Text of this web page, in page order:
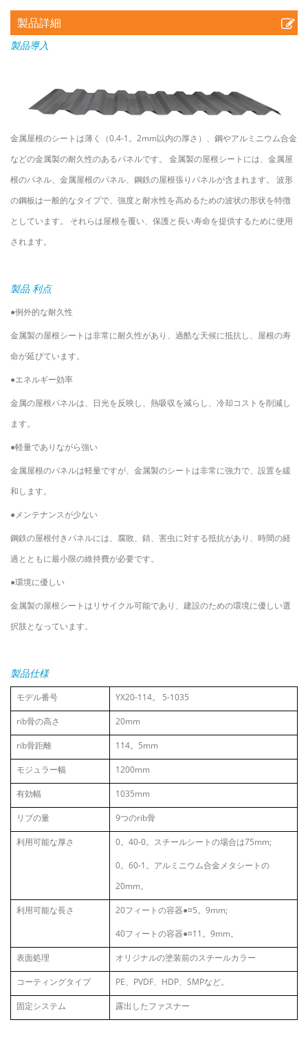
製品詳細
製品導入
金属屋根のシートは薄く（0.4-1。2mm以内の厚さ）、鋼やアルミニウム合金
などの金属製の耐久性のあるパネルです。 金属製の屋根シートには、金属屋
根のパネル、金属屋根のパネル、鋼鉄の屋根張りパネルが含まれます。 波形
の鋼板は一般的なタイプで、強度と耐水性を高めるための波状の形状を特徴
としています。 それらは屋根を覆い、保護と長い寿命を提供するために使用
されます。
製品 利点
●例外的な耐久性
金属製の屋根シートは非常に耐久性があり、過酷な天候に抵抗し、屋根の寿
命が延びています。
●エネルギー効率
金属の屋根パネルは、日光を反映し、熱吸収を減らし、冷却コストを削減し
ます。
●軽量でありながら強い
金属屋根のパネルは軽量ですが、金属製のシートは非常に強力で、設置を緩
和します。
●メンテナンスが少ない
鋼鉄の屋根付きパネルには、腐敗、錆、害虫に対する抵抗があり、時間の経
過とともに最小限の維持費が必要です。
●環境に優しい
金属製の屋根シートはリサイクル可能であり、建設のための環境に優しい選
択肢となっています。
製品仕様
モデル番号 YX20-114。 5-1035
rib骨の高さ 20mm
rib骨距離 114。5mm
モジュラー幅 1200mm
有効幅 1035mm
リブの量 9つのrib骨
利用可能な厚さ
0。40-0。スチールシートの場合は75mm;
0。60-1。アルミニウム合金メタシートの
20mm。
利用可能な長さ 20フィートの容器●¤5。9mm;
40フィートの容器●¤11。9mm。
表面処理 オリジナルの塗装前のスチールカラー
コーティングタイプ PE、PVDF、HDP、SMPなど。
固定システム 露出したファスナー